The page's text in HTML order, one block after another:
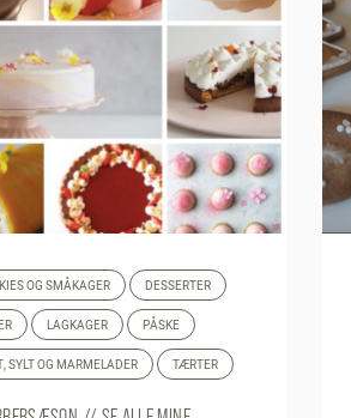
OG SMÅKAGER DESSERTER
LAGKAGER PÅSKE
SYLT OG MARMELADER TÆRTER